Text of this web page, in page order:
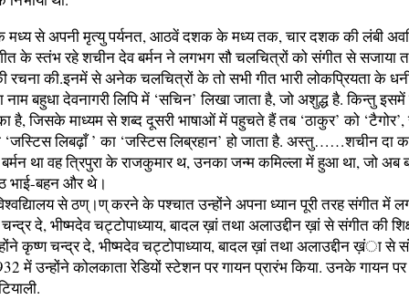
से अपनी मृत्यु पर्यनत, आठवें दशक के मध्य तक, चार दशक की लंबी
के स्तंभ रहे शचीन देव बर्मन ने लगभग सौ चलचित्रों को संगीत से सजाया
रचना की.इनमें से अनेक चलचित्रों के तो सभी गीत भारी लोकप्रियता के
बहुधा देवनागरी लिपि में ‘सचिन’ लिखा जाता है, जो अशुद्ध है. किन्तु
है, जिसके माध्यम से शब्द दूसरी भाषाओं में पहुचते हैं तब ‘ठाकुर’ को
‘जस्टिस लिबढ़ाँ ’ का ‘जस्टिस लिब्रहान’ हो जाता है. अस्तु……शचीन दा
था वह त्रिपुरा के राजकुमार थ, उनका जन्म कमिल्ला में हुआ था, जो अब
बहन और थे।
से ठण्।ण् करने के पश्चात उन्होंने अपना ध्यान पूरी तरह संगीत में
दे, भीष्मदेव चट्टोपाध्याय, बादल ख़ां तथा अलाउद्दीन ख़ां से संगीत की
कृष्ण चन्द्र दे, भीष्मदेव चट्टोपाध्याय, बादल ख़ां तथा अलाउद्दीन ख़ंा से
में उन्होंने कोलकाता रेडियों स्टेशन पर गायन प्रारंभ किया. उनके गायन